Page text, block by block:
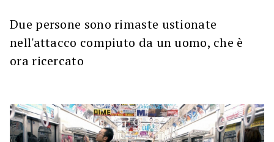
Due persone sono rimaste ustionate
nell'attacco compiuto da un uomo, che è
ora ricercato